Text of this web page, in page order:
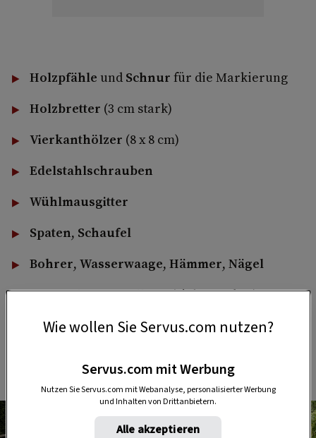
Holzpfähle und Schnur für die Markierung
Holzbretter (3 cm stark)
Vierkanthölzer (8 x 8 cm)
Edelstahlschrauben
Wühlmausgitter
Spaten, Schaufel
Bohrer, Wasserwaage, Hämmer, Nägel
Material zur Befüllung(siehe Punkt 4)
aussuchen
Wie wollen Sie Servus.com nutzen?
Servus.com mit Werbung
Nutzen Sie Servus.com mit Webanalyse, personalisierter Werbung
und Inhalten von Drittanbietern.
Alle akzeptieren